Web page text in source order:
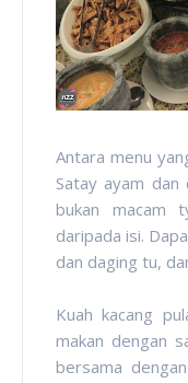
Antara menu
Satay ayam dan
bukan macam
daripada isi.
dan daging tu,
Kuah kacang
makan dengan
bersama